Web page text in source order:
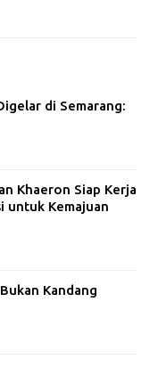
di Semarang:
Khaeron Siap Kerja
untuk Kemajuan
Kandang